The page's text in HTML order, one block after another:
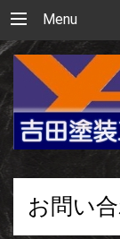
Menu
お問い